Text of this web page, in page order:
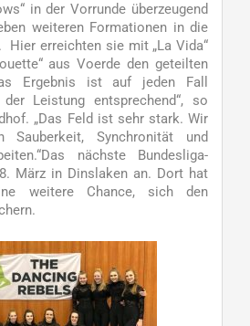
in der Vorrunde überzeugend
weiteren Formationen in die
Hier erreichten sie mit „La Vida“
aus Voerde den geteilten
Ergebnis ist auf jeden Fall
Leistung entsprechend“, so
„Das Feld ist sehr stark. Wir
Sauberkeit, Synchronität und
nächste Bundesliga-
März in Dinslaken an. Dort hat
weitere Chance, sich den